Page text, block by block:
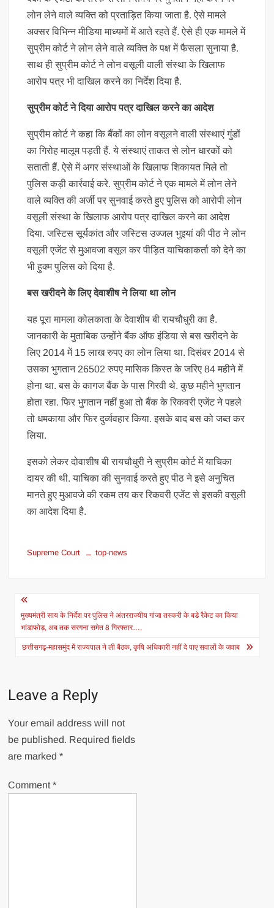
लोन लेने वाले व्यक्ति को प्रताड़ित किया जाता है. ऐसे मामले
अक्सर विभिन्न मीडिया माध्यमों में आते रहते हैं. ऐसे ही एक मामले में
सुप्रीम कोर्ट ने लोन लेने वाले व्यक्ति के पक्ष में फैसला सुनाया है.
साथ ही सुप्रीम कोर्ट ने लोन वसूली वाली संस्था के खिलाफ
आरोप पत्र भी दाखिल करने का निर्देश दिया है.
सुप्रीम कोर्ट ने दिया आरोप पत्र दाखिल करने का आदेश
सुप्रीम कोर्ट ने कहा कि बैंकों का लोन वसूलने वाली संस्थाएं गुंडों
का गिरोह मालूम पड़ती हैं. ये संस्थाएं ताकत से लोन धारकों को
सताती हैं. ऐसे में अगर संस्थाओं के खिलाफ शिकायत मिले तो
पुलिस कड़ी कार्रवाई करे. सुप्रीम कोर्ट ने एक मामले में लोन लेने
वाले व्यक्ति की अर्जी पर सुनवाई करते हुए पुलिस को आरोपी लोन
वसूली संस्था के खिलाफ आरोप पत्र दाखिल करने का आदेश
दिया. जस्टिस सूर्यकांत और जस्टिस उज्जल भुइयां की पीठ ने लोन
वसूली एजेंट से मुआवजा वसूल कर पीड़ित याचिकाकर्ता को देने का
भी हुक्म पुलिस को दिया है.
बस खरीदने के लिए देवाशीष ने लिया था लोन
यह पूरा मामला कोलकाता के देवाशीष बी रायचौधुरी का है.
जानकारी के मुताबिक उन्होंने बैंक ऑफ इंडिया से बस खरीदने के
लिए 2014 में 15 लाख रुपए का लोन लिया था. दिसंबर 2014 से
उसका भुगतान 26502 रुपए मासिक किस्त के जरिए 84 महीने में
होना था. बस के कागज बैंक के पास गिरवी थे. कुछ महीने भुगतान
होता रहा. फिर भुगतान नहीं हुआ तो बैंक के रिकवरी एजेंट ने पहले
तो धमकाया और फिर दुर्व्यवहार किया. इसके बाद बस को जब्त कर
लिया.
इसको लेकर दोवाशीष बी रायचौधुरी ने सुप्रीम कोर्ट में याचिका
दायर की थी. याचिका की सुनवाई करते हुए पीठ ने इसे अनुचित
मानते हुए मुआवजे की रकम तय कर रिकवरी एजेंट से इसकी वसूली
का आदेश दिया है.
Supreme Court top-news
Post
navigation
मुख्यमंत्री साय के निर्देश पर पुलिस ने अंतरराज्यीय गांजा तस्करी के बडे रैकेट का किया
भांडाफोड़, अब तक सरगना समेत 8 गिरफ्तार….
छत्तीसगढ़-महासमुंद में राज्यपाल ने ली बैठक, कृषि अधिकारी नहीं दे पाए सवालों के जवाब
Leave a Reply
Your email address will not
be published. Required fields
are marked*
Comment*